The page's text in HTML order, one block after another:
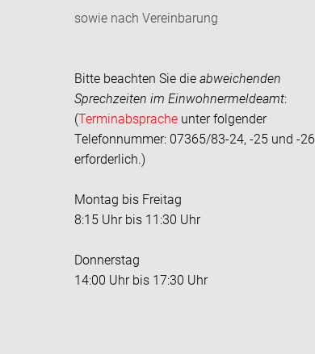
sowie nach Vereinbarung
Bitte beachten Sie die abweichenden
Sprechzeiten im Einwohnermeldeamt:
(Terminabsprache unter folgender
Telefonnummer: 07365/83-24, -25 und -26
erforderlich.)
Montag bis Freitag
8:15 Uhr bis 11:30 Uhr
Donnerstag
14:00 Uhr bis 17:30 Uhr